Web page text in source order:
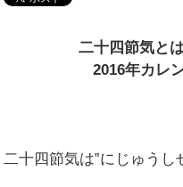
二十四節気と
2016年カレ
二十四節気は‟にじゅうし